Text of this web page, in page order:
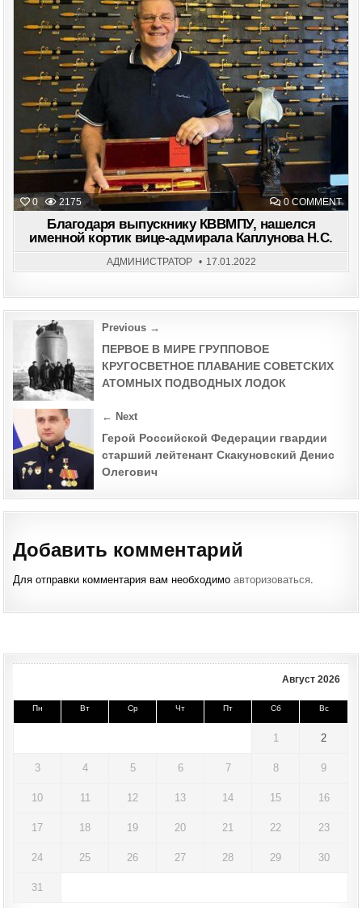
0 2175 0 COMMENTON
Н.С.
Благодаря выпускнику КВВМПУ, нашелся
именной кортик вице-адмирала Каплунова Н.С.
АДМИНИСТРАТОР 17.01.2022
Post
navigation
Previous →
ПЕРВОЕ В МИРЕ ГРУППОВОЕ
КРУГОСВЕТНОЕ ПЛАВАНИЕ СОВЕТСКИХ
АТОМНЫХ ПОДВОДНЫХ ЛОДОК
← Next
Герой Российской Федерации гвардии
старший лейтенант Скакуновский Денис
Олегович
Добавить комментарий
Для отправки комментария вам необходимоавторизоваться
Август 2026
Пн Вт Ср Чт Пт Сб Вс
1 2
3 4 5 6 7 8 9
10 11 12 13 14 15 16
17 18 19 20 21 22 23
24 25 26 27 28 29 30
31